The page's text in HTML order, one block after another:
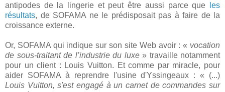
antipodes de la lingerie et peut être aussi parce que
les
résultats, de SOFAMA ne le prédisposait pas à faire de la
croissance externe.
Or, SOFAMA qui indique sur son site Web avoir : « vocation
de sous-traitant de l’industrie du luxe » travaille notamment
pour un client : Louis Vuitton. Et comme par miracle, pour
aider SOFAMA à reprendre l'usine d'Yssingeaux : « (...)
Louis Vuitton, s'est engagé à un carnet de commandes sur